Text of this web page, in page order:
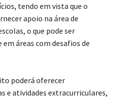
tendo em vista que o
apoio na área de
o que pode ser
áreas com desafios de
poderá oferecer
e atividades extracurriculares,